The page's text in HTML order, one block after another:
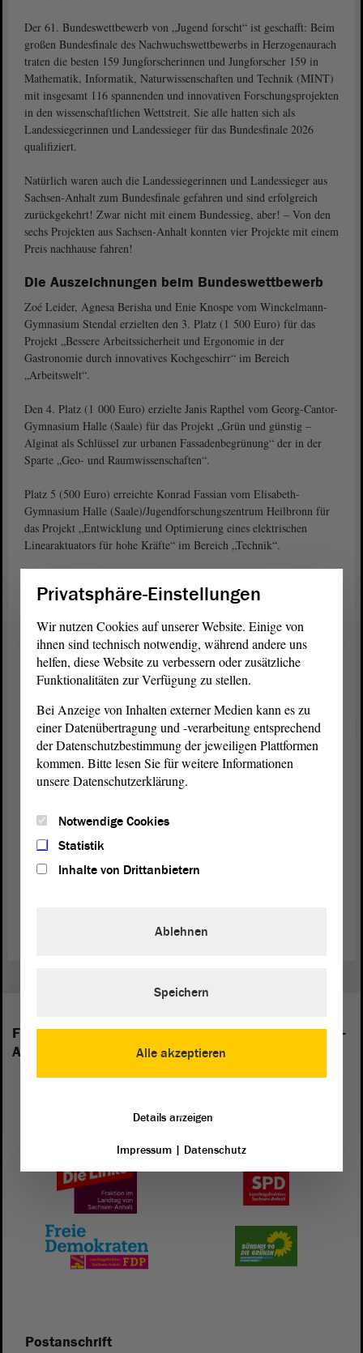
Der 61. Bundeswettbewerb von „Jugend forscht“ ist geschafft: Beim
großen Bundesfinale des Nachwuchswettbewerbs in Herzogenaurach
traten die besten 159 Jungforscherinnen und Jungforscher 159 in
Mathematik, Informatik, Naturwissenschaften und Technik (MINT)
mit insgesamt 116 spannenden und innovativen Forschungsprojekten
in den wissenschaftlichen Wettstreit. Sie alle hatten sich als
Landessiegerinnen und Landessieger für das Bundesfinale 2026
qualifiziert.
Natürlich waren auch die Landessiegerinnen und Landessieger aus
Sachsen-Anhalt zum Bundesfinale gefahren und sind erfolgreich
zurückgekehrt! Zwar nicht mit einem Bundessieg, aber! ‒ Von den
sechs Projekten aus Sachsen-Anhalt konnten vier Projekte mit einem
Preis nachhause fahren!
Die Auszeichnungen beim Bundeswettbewerb
Zoé Leider, Agnesa Berisha und Enie Knospe vom Winckelmann-
Gymnasium Stendal erzielten den 3. Platz (1 500 Euro) für das
Projekt „Bessere Arbeitssicherheit und Ergonomie in der
Gastronomie durch innovatives Kochgeschirr“ im Bereich
„Arbeitswelt“.
Den 4. Platz (1 000 Euro) erzielte Janis Rapthel vom Georg-Cantor-
Gymnasium Halle (Saale) für das Projekt „Grün und günstig –
Alginat als Schlüssel zur urbanen Fassadenbegrünung“ der in der
Sparte „Geo- und Raumwissenschaften“.
Platz 5 (500 Euro) erreichte Konrad Fassian vom Elisabeth-
Gymnasium Halle (Saale)/Jugendforschungszentrum Heilbronn für
das Projekt „Entwicklung und Optimierung eines elektrischen
Linearaktuators für hohe Kräfte“ im Bereich „Technik“.
(Naumburg)/Institut für Biometrie und Medizinische Informatik
Forschungsaufenthalt am CERN in der Schweiz für das
Physikprojekt „Quantitative MRT – Messtechniken zur Bestimmung
von Strömungsgeschwindigkeiten“.
Augenschein nehmen:
www.jugend-forscht.de
Wenn Sie diesen Inhalt laden, können Daten an Drittanbieter
Datenschutzerklärungenthält weitere Information dazu.
Akzeptieren und Inhalt laden
Folgende Fraktionen sind im Landtag von Sachsen-
Anhalt vertreten:
Postanschrift
Privatsphäre-Einstellungen
Wir nutzen Cookies auf unserer Website. Einige von
ihnen sind technisch notwendig, während andere uns
helfen, diese Website zu verbessern oder zusätzliche
Funktionalitäten zur Verfügung zu stellen.
Bei Anzeige von Inhalten externer Medien kann es zu
einer Datenübertragung und -verarbeitung entsprechend
der Datenschutzbestimmung der jeweiligen Plattformen
kommen. Bitte lesen Sie für weitere Informationen
unsere Datenschutzerklärung.
Notwendige Cookies
Statistik
Inhalte von Drittanbietern
Alle akzeptieren
Ablehnen
Speichern
Details anzeigen
Impressum| Datenschutz